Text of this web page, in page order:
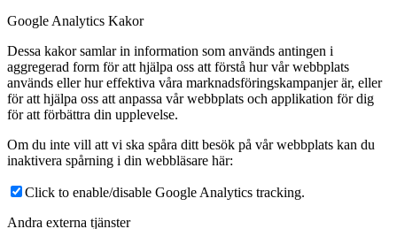
Google Analytics Kakor
Dessa kakor samlar in information som används antingen i
aggregerad form för att hjälpa oss att förstå hur vår webbplats
används eller hur effektiva våra marknadsföringskampanjer är, eller
för att hjälpa oss att anpassa vår webbplats och applikation för dig
för att förbättra din upplevelse.
Om du inte vill att vi ska spåra ditt besök på vår webbplats kan du
inaktivera spårning i din webbläsare här:
Click to enable/disable Google Analytics tracking.
Andra externa tjänster